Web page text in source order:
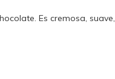
Es cremosa, suave,